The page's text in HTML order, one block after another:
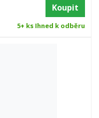
Koupit
5+ ks Ihned k odběru